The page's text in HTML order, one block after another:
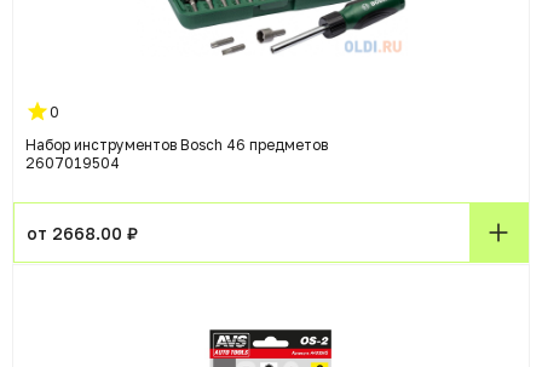
0
Набор инструментов Bosch 46 предметов
2607019504
от 2668.00 ₽